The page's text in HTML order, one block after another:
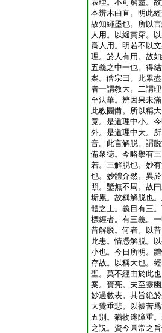
表理。不可窮盡。
本辨木曲直。明此
故知繩墨也。所以
人用。以綖貫穿。
爲人用。明若不以
理。於人有用。故
五義之中一也。得
案。僧宗曰。此累
者一謂教大。二謂
至法華。辨因果未
此教圓備。所以稱
竟。是道理中小。
外。是道理中大。
音。此言解脱。謂
備衆徳。今略擧有
若。三解脱也。妙
也。妙體介然。異
照。鑒無不周。故
垢累。故稱解脱也
體之上。義目有三
標經者。有三義。
昔解脱。何者。以
此患。情憑解脱。
小也。今日所明。
存故。以稱大也。
聖。莫不經由於此也
案。寶亮。夫至靈
妙過數表。其旨絶
大覺垂悲。以被苦
五別。猶物迷障重
之説。資今圓常之